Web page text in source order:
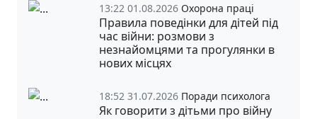
13:22 01.08.2026 Охорона праці
Правила поведінки для дітей під
час війни: розмови з
незнайомцями та прогулянки в
нових місцях
18:52 31.07.2026 Поради психолога
Як говорити з дітьми про війну